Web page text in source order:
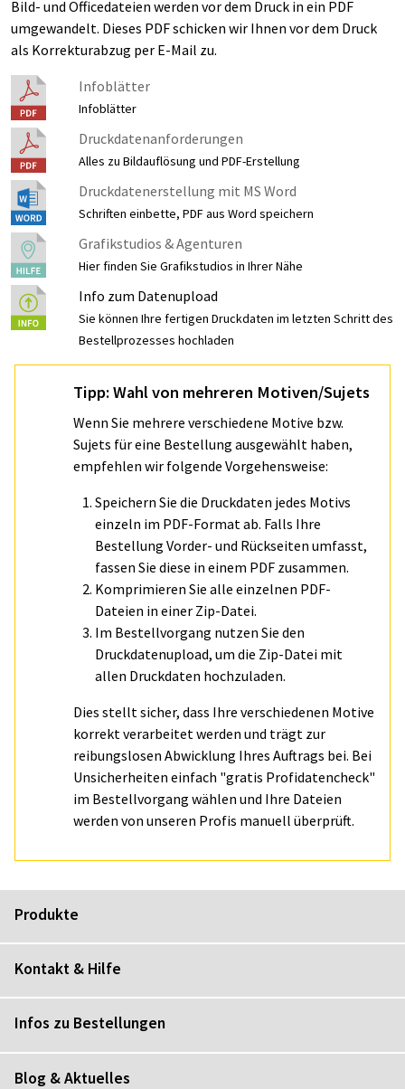
Bild- und Officedateien werden vor dem Druck in ein PDF
umgewandelt. Dieses PDF schicken wir Ihnen vor dem Druck
als Korrekturabzug per E-Mail zu.
Infoblätter
Infoblätter
Druckdatenanforderungen
Alles zu Bildauflösung und PDF-Erstellung
Druckdatenerstellung mit MS Word
Schriften einbette, PDF aus Word speichern
Grafikstudios & Agenturen
Hier finden Sie Grafikstudios in Ihrer Nähe
Info zum Datenupload
Sie können Ihre fertigen Druckdaten im letzten Schritt des
Bestellprozesses hochladen
Tipp: Wahl von mehreren Motiven/Sujets
Wenn Sie mehrere verschiedene Motive bzw.
Sujets für eine Bestellung ausgewählt haben,
empfehlen wir folgende Vorgehensweise:
Speichern Sie die Druckdaten jedes Motivs
einzeln im PDF-Format ab. Falls Ihre
Bestellung Vorder- und Rückseiten umfasst,
fassen Sie diese in einem PDF zusammen.
Komprimieren Sie alle einzelnen PDF-
Dateien in einer Zip-Datei.
Im Bestellvorgang nutzen Sie den
Druckdatenupload, um die Zip-Datei mit
allen Druckdaten hochzuladen.
Dies stellt sicher, dass Ihre verschiedenen Motive
korrekt verarbeitet werden und trägt zur
reibungslosen Abwicklung Ihres Auftrags bei. Bei
Unsicherheiten einfach "gratis Profidatencheck"
im Bestellvorgang wählen und Ihre Dateien
werden von unseren Profis manuell überprüft.
Produkte
Kontakt & Hilfe
Infos zu Bestellungen
Blog & Aktuelles